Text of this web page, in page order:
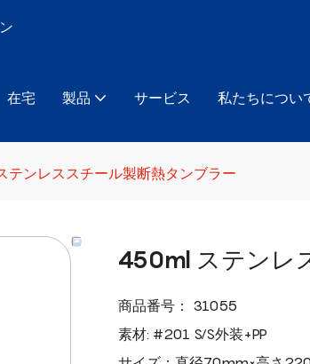
在宅 製品 サービス 私たちについ
テンレススチール製断熱タンブラー
450ml ステンレ
商品番号： 31055
素材: #201 S/S外装+PP